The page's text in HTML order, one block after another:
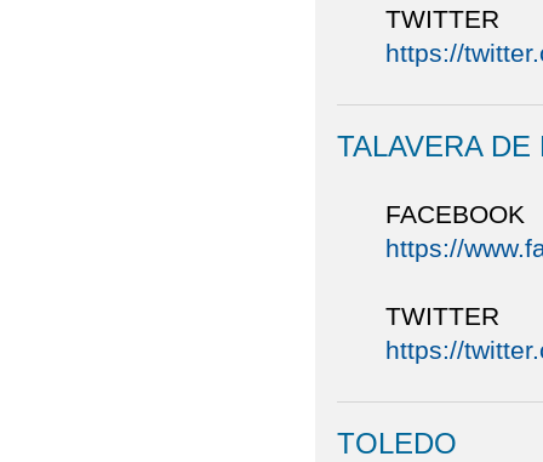
TWITTER
https://
TALAVERA DE
FACEBOOK
https://
TWITTER
https://
TOLEDO